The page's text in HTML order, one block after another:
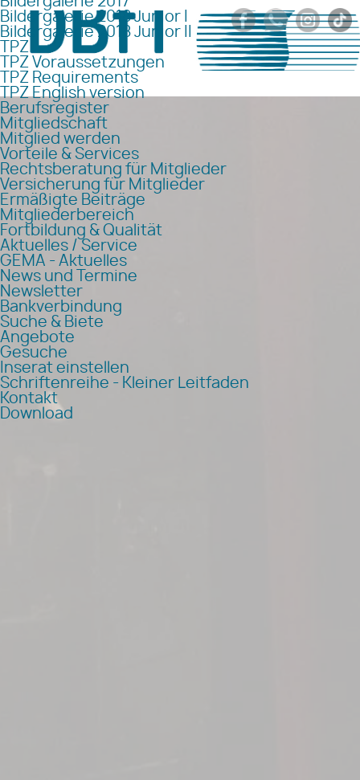
Bildergalerie 2018 Junior I
Bildergalerie 2018 Junior II
TPZ
TPZ Voraussetzungen
TPZ Requirements
TPZ English version
Berufsregister
Mitgliedschaft
Mitglied werden
Vorteile & Services
Rechtsberatung für Mitglieder
Versicherung für Mitglieder
Ermäßigte Beiträge
Mitgliederbereich
Fortbildung & Qualität
Aktuelles / Service
GEMA - Aktuelles
News und Termine
Newsletter
Bankverbindung
Suche & Biete
Angebote
Gesuche
Inserat einstellen
Schriftenreihe - Kleiner Leitfaden
Kontakt
Download